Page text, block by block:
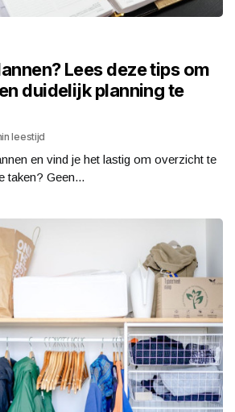
Lees deze tips om
duidelijk planning te
leestijd
en vind je het lastig om overzicht te
taken? Geen...